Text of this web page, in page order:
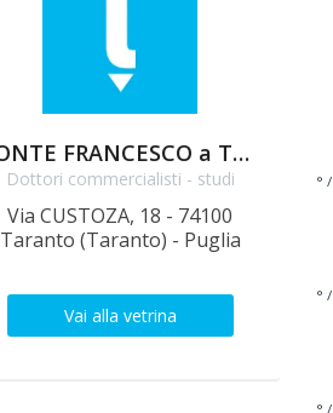
CONTE FRANCESCO a Taranto
Dottori commercialisti - studi
Via CUSTOZA, 18 - 74100
Taranto (Taranto) - Puglia
Vai alla vetrina
°
°
°